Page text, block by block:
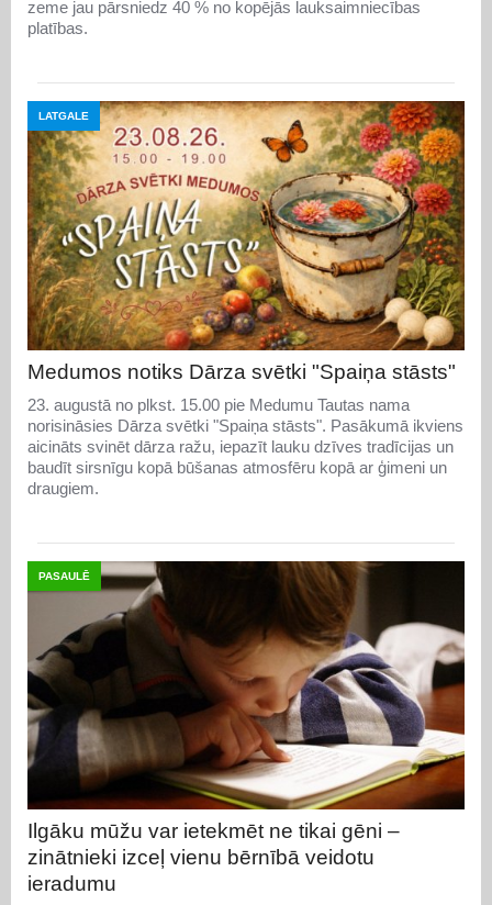
zeme jau pārsniedz 40 % no kopējās lauksaimniecības
platības.
LATGALE
Medumos notiks Dārza svētki "Spaiņa stāsts"
23. augustā no plkst. 15.00 pie Medumu Tautas nama
norisināsies Dārza svētki "Spaiņa stāsts". Pasākumā ikviens
aicināts svinēt dārza ražu, iepazīt lauku dzīves tradīcijas un
baudīt sirsnīgu kopā būšanas atmosfēru kopā ar ģimeni un
draugiem.
PASAULĒ
Ilgāku mūžu var ietekmēt ne tikai gēni –
zinātnieki izceļ vienu bērnībā veidotu
ieradumu